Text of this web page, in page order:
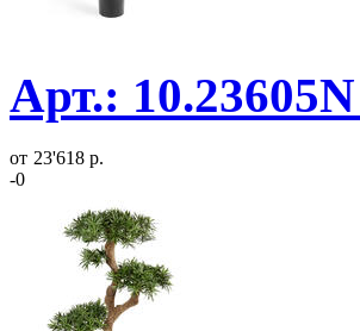
Арт.:
от 23'618 р.
-0